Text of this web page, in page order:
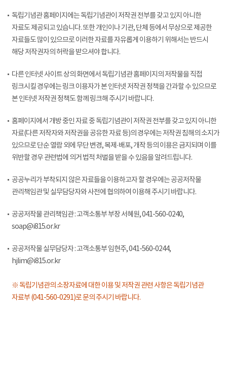
독립기념관 홈페이지에는 독립기념관이 저작권 전부를 갖고 있지 아니한
자료도 제공되고 있습니다. 또한 개인이나 기관, 단체 등에서 무상으로 제공한
자료들도 많이 있으므로 이러한 자료를 자유롭게 이용하기 위해서는 반드시
해당 저작권자의 허락을 받으셔야 합니다.
다른 인터넷 사이트 상의 화면에서 독립기념관 홈페이지의 저작물을 직접
링크시킬 경우에는 링크 이용자가 본 인터넷 저작권 정책을 간과할 수 있으므로
본 인터넷 저작권 정책도 함께 링크해 주시기 바랍니다.
홈페이지에서 개방 중인 자료 중 독립기념관이 저작권 전부를 갖고 있지 아니한
자료(다른 저작자와 저작권을 공유한 자료 등)의 경우에는 저작권 침해의 소지가
있으므로 단순 열람 외에 무단 변경, 복제·배포, 개작 등의 이용은 금지되며 이를
위반할 경우 관련법에 의거 법적 처벌을 받을 수 있음을 알려드립니다.
공공누리가 부착되지 않은 자료들을 이용하고자 할 경우에는 공공저작물
관리책임관 및 실무담당자와 사전에 협의하여 이용해 주시기 바랍니다.
공공저작물 관리책임관 : 고객소통부 부장 서혜원, 041-560-0240,
soap@i815.or.kr
공공저작물 실무담당자 : 고객소통부 임현주, 041-560-0244,
hjlim@i815.or.kr
※ 독립기념관의 소장자료에 대한 이용 및 저작권 관련 사항은 독립기념관
자료부 (041-560-0291)로 문의 주시기 바랍니다.